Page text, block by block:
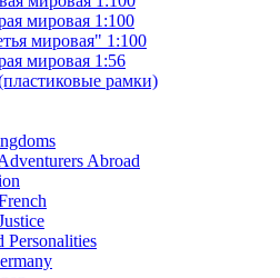
мировая 1:100
мировая" 1:100
мировая 1:56
рамки)
Abroad
Personalities